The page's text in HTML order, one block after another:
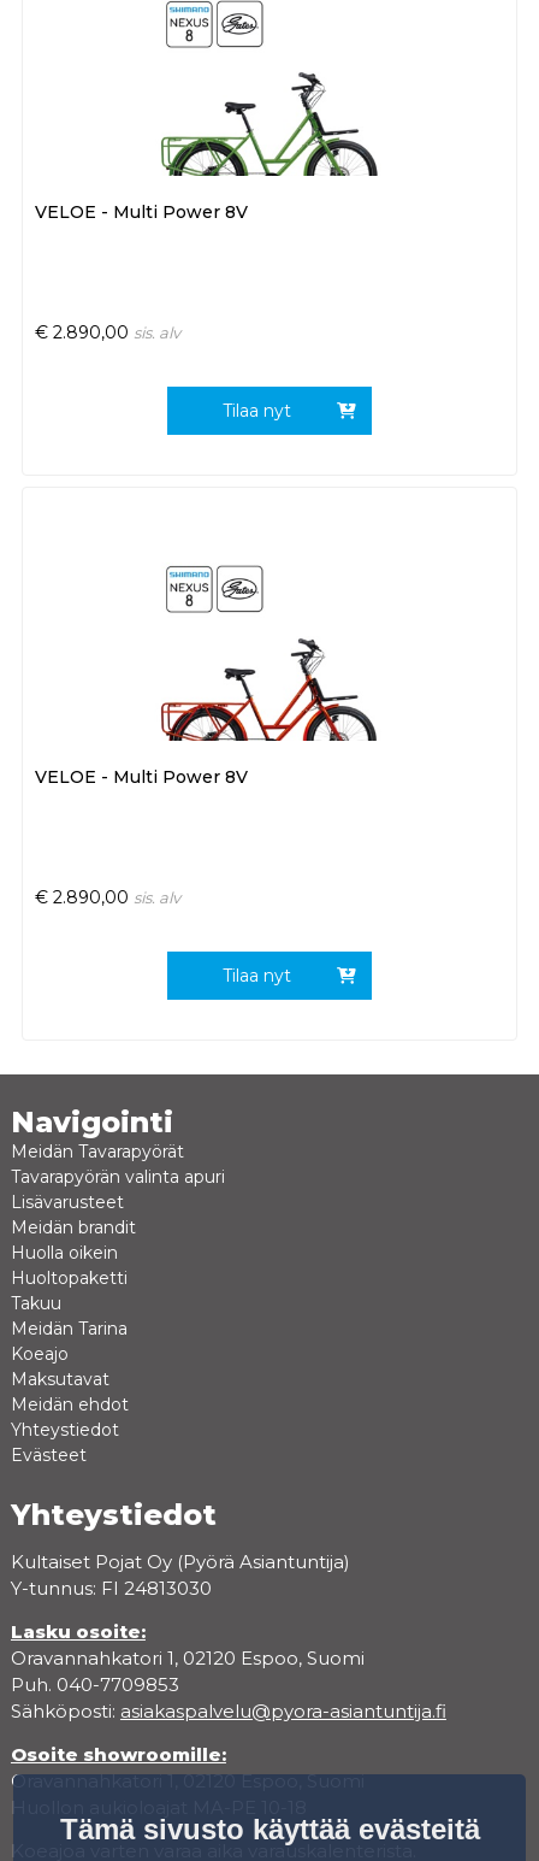
VELOE - Multi Power 8V
€ 2.890,00 sis. alv
Tilaa nyt
VELOE - Multi Power 8V
€ 2.890,00 sis. alv
Tilaa nyt
Navigointi
Meidän Tavarapyörät
Tavarapyörän valinta apuri
Lisävarusteet
Meidän brandit
Huolla oikein
Huoltopaketti
Takuu
Meidän Tarina
Koeajo
Maksutavat
Meidän ehdot
Yhteystiedot
Evästeet
Yhteystiedot
Kultaiset Pojat Oy (Pyörä Asiantuntija)
Y-tunnus: FI 24813030
Lasku osoite:
Oravannahkatori 1, 02120 Espoo, Suomi
Puh. 040-7709853
Sähköposti: asiakaspalvelu@pyora-asiantuntija.fi
Osoite showroomille:
Oravannahkatori 1, 02120 Espoo, Suomi
Koeajoa varten varaa aika varauskalenterista.
Tämä sivusto käyttää evästeitä